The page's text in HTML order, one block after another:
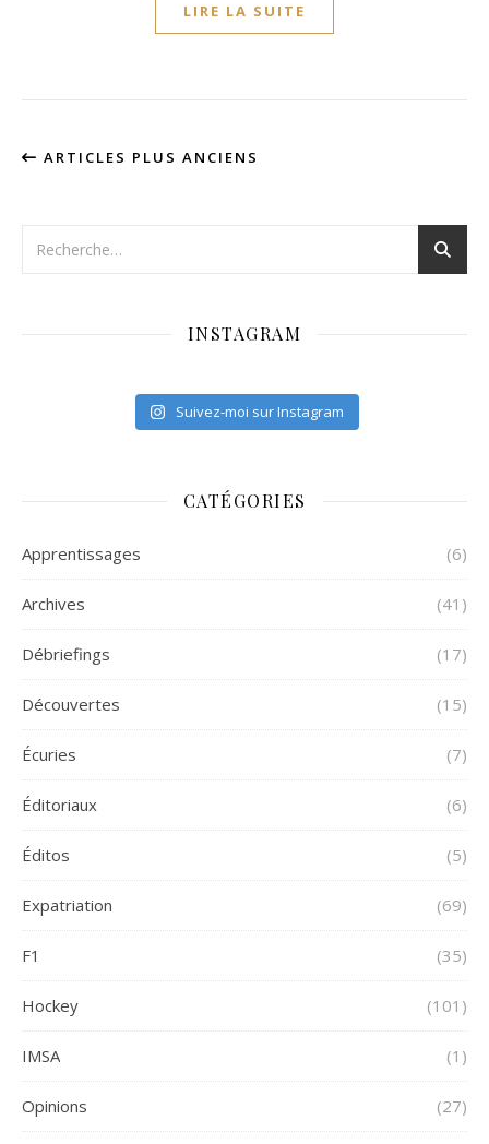
LIRE LA SUITE
ARTICLES PLUS ANCIENS
INSTAGRAM
Suivez-moi sur Instagram
CATÉGORIES
Apprentissages (6)
Archives (41)
Débriefings (17)
Découvertes (15)
Écuries (7)
Éditoriaux (6)
Éditos (5)
Expatriation (69)
F1 (35)
Hockey (101)
IMSA (1)
Opinions (27)